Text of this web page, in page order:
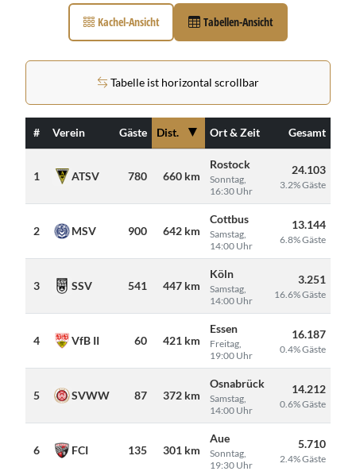
Kachel-Ansicht Tabellen-Ansicht
Tabelle ist horizontal scrollbar
# Verein Gäste Dist. ▼ Ort & Zeit Gesamt
1 ATSV 780 660 km
Rostock
Sonntag,
16:30 Uhr
24.103
3.2% Gäste
2 MSV 900 642 km
Cottbus
Samstag,
14:00 Uhr
13.144
6.8% Gäste
3 SSV 541 447 km
Köln
Samstag,
14:00 Uhr
3.251
16.6% Gäste
4 VfB II 60 421 km
Essen
Freitag,
19:00 Uhr
16.187
0.4% Gäste
5 SVWW 87 372 km
Osnabrück
Samstag,
14:00 Uhr
14.212
0.6% Gäste
6 FCI 135 301 km
Aue
Sonntag,
19:30 Uhr
5.710
2.4% Gäste